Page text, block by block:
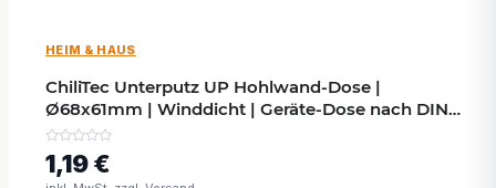
HEIM & HAUS
ChiliTec Unterputz UP Hohlwand-Dose |
Ø68x61mm | Winddicht | Geräte-Dose nach DIN
VDE 0606/EN 60670
1,19 €